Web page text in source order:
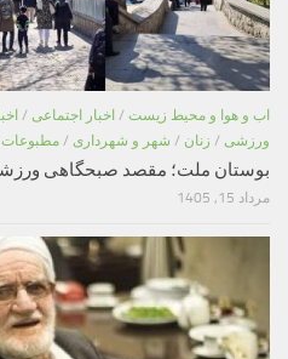
اب و هوا و محیط زیست / اخبار اجتماعی /
ورزشی / زنان / شهر و شهرداری / مطبوعات
بوستان ملت؛ مقصد صبحگاهی
مرداد 15, 1405